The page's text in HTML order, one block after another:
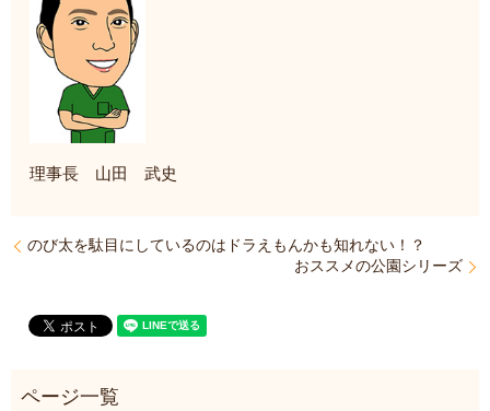
理事長 山田 武史
のび太を駄目にしているのはドラえもんかも知れない！？
おススメの公園シリーズ